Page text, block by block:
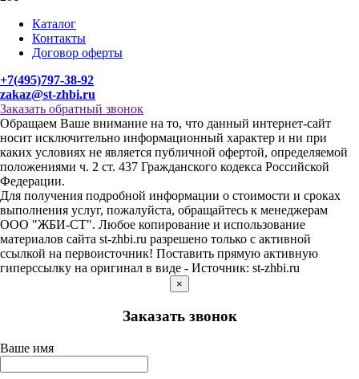
Каталог
Контакты
Договор оферты
+7(495)797-38-92
zakaz@st-zhbi.ru
Заказать обратный звонок
Обращаем Ваше внимание на то, что данный интернет-сайт
носит исключительно информационный характер и ни при
каких условиях не является публичной офертой, определяемой
положениями ч. 2 ст. 437 Гражданского кодекса Российской
Федерации.
Для получения подробной информации о стоимости и сроках
выполнения услуг, пожалуйста, обращайтесь к менеджерам
ООО "ЖБИ-СТ". Любое копирование и использование
материалов сайта st-zhbi.ru разрешено только с активной
ссылкой на первоисточник! Поставить прямую активную
гиперссылку на оригинал в виде - Источник: st-zhbi.ru
×
Заказать звонок
Ваше имя